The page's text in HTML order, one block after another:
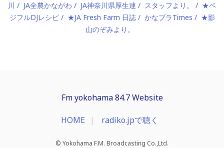
川
JA全農かながわ JA神奈川県厚生連 スタッフより。
★ベ
ジフルDJレシピ
★JA Fresh Farm 日誌 かなブラTimes
★影
山のぞみより。
Fm yokohama 84.7 Website
HOME radiko.jpで聴く
© Yokohama F.M. Broadcasting Co.,Ltd.